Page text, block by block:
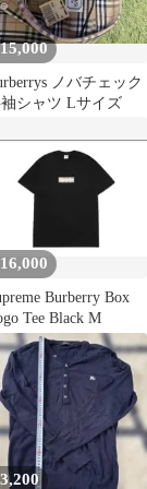
15,000
ノバチェック
シャツ Lサイズ
16,000
Burberry Box
Tee Black M
3,200